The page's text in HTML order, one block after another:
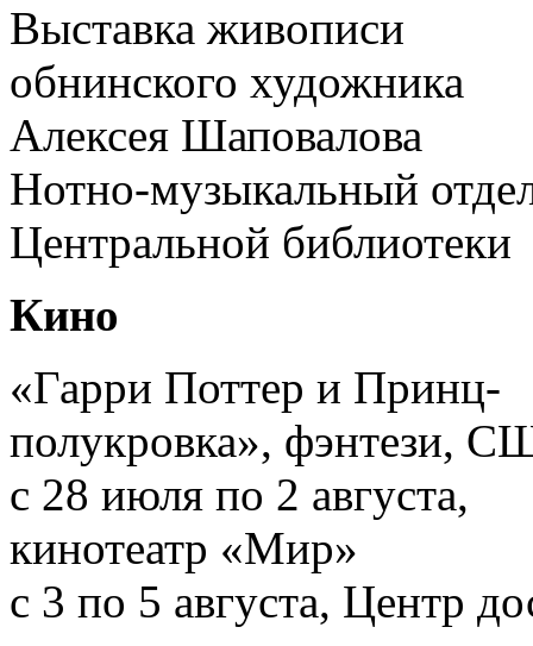
Выставка живописи
обнинского художника
Алексея Шаповалова
Нотно-музыкальный
Центральной библиотеки
Кино
«Гарри Поттер и Принц-
полукровка», фэнтези,
с 28 июля по 2 августа,
кинотеатр «Мир»
с 3 по 5 августа, Центр